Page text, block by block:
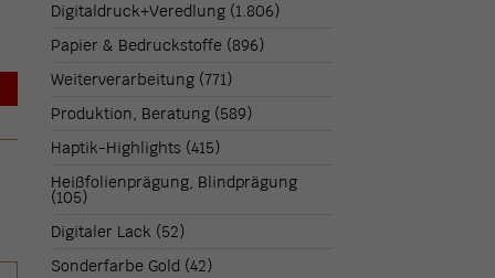
Digitaldruck+Veredlung (1.806)
Papier & Bedruckstoffe (896)
Weiterverarbeitung (771)
Produktion, Beratung (589)
Haptik-Highlights (415)
Heißfolienprägung, Blindprägung
(105)
Digitaler Lack (52)
Sonderfarbe Gold (42)